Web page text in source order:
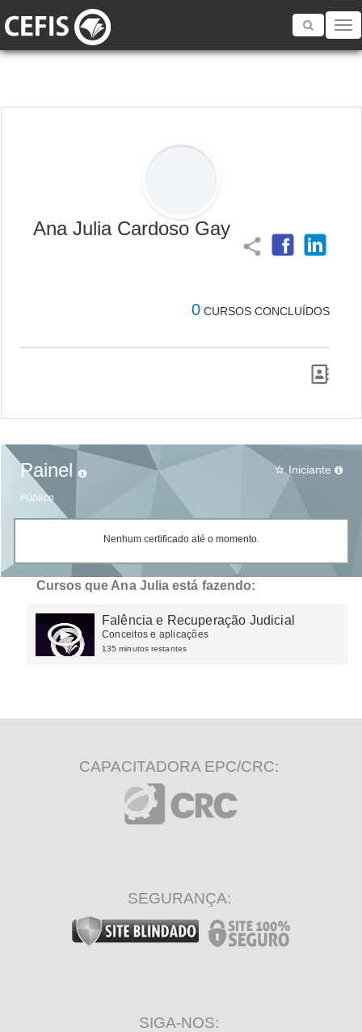
Toggle
Ana Julia Cardoso Gay
share
0 CURSOS CONCLUÍDOS
Painel
Público
star_border Iniciante
Nenhum certificado até o momento.
Cursos que Ana Julia está fazendo:
Falência e Recuperação Judicial
Conceitos e aplicações
135 minutos restantes
CAPACITADORA EPC/CRC:
SEGURANÇA:
SIGA-NOS: